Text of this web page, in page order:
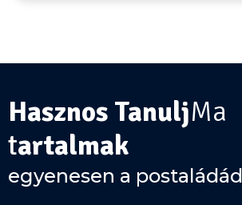
Hasznos TanuljMa
tartalmak
egyenesen a